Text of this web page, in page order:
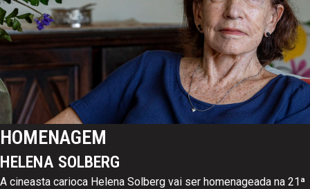
HOMENAGEM
HELENA SOLBERG
A cineasta carioca Helena Solberg vai ser homenageada na 21ª